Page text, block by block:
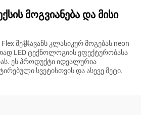
მოგვიანება და მისი
Flex შე祺ავანს კლასიკურ მოგებას neon
LED ტექნოლოგიის ეფექტურობასა
ეს პროდუქტი იდეალურია
სვეტისთვის და ასევე მეტი.